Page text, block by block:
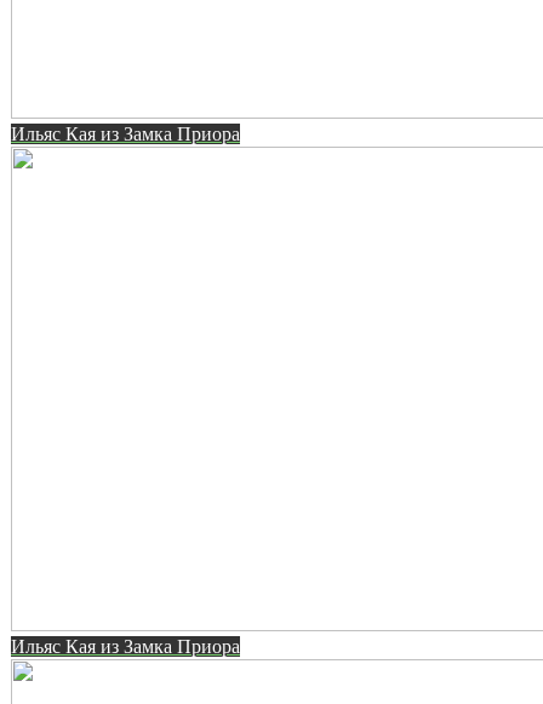
Ильяс Кая из Замка Приора
Ильяс Кая из Замка Приора